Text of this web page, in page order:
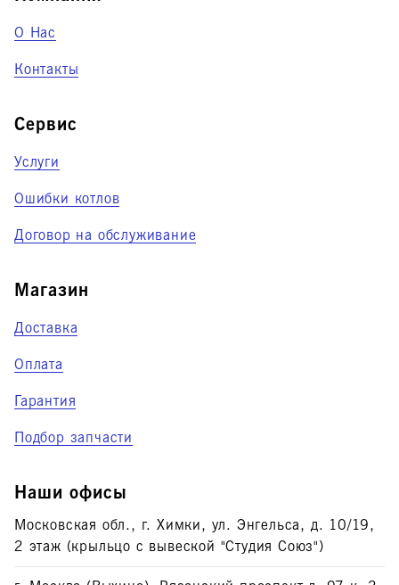
О Нас
Контакты
Сервис
Услуги
Ошибки котлов
Договор на обслуживание
Магазин
Доставка
Оплата
Гарантия
Подбор запчасти
Наши офисы
Московская обл., г. Химки, ул. Энгельса, д. 10/19,
2 этаж (крыльцо с вывеской "Студия Союз")